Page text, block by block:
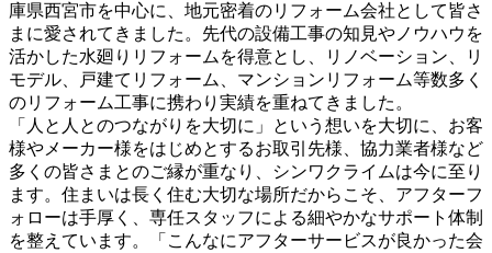
庫県西宮市を中心に、地元密着のリフォーム会社として皆さ
まに愛されてきました。先代の設備工事の知見やノウハウを
活かした水廻りリフォームを得意とし、リノベーション、リ
モデル、戸建てリフォーム、マンションリフォーム等数多く
のリフォーム工事に携わり実績を重ねてきました。
「人と人とのつながりを大切に」という想いを大切に、お客
様やメーカー様をはじめとするお取引先様、協力業者様など
多くの皆さまとのご縁が重なり、シンワクライムは今に至り
ます。住まいは長く住む大切な場所だからこそ、アフターフ
ォローは手厚く、専任スタッフによる細やかなサポート体制
を整えています。「こんなにアフターサービスが良かった会